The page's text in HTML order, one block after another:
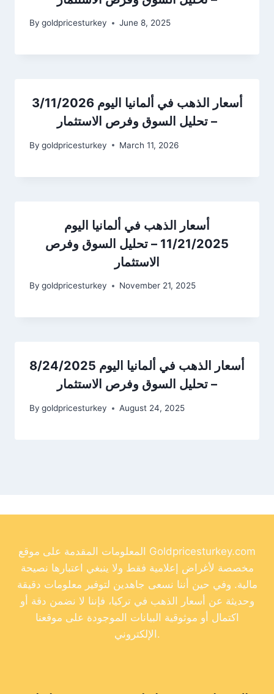
By goldpricesturkey June 8, 2025
أسعار الذهب في ألمانيا اليوم 3/11/2026
– تحليل السوق وفرص الاستثمار
By goldpricesturkey March 11, 2026
أسعار الذهب في ألمانيا اليوم
11/21/2025 – تحليل السوق وفرص
الاستثمار
By goldpricesturkey November 21, 2025
أسعار الذهب في ألمانيا اليوم 8/24/2025
– تحليل السوق وفرص الاستثمار
By goldpricesturkey August 24, 2025
المعلومات المقدمة على موقع Goldpricesturkey.com
مخصصة لأغراض إعلامية فقط ولا ينبغي اعتبارها نصيحة
مالية. وفي حين أننا نسعى جاهدين لتوفير معلومات دقيقة
وحديثة عن أسعار الذهب في تركيا، فإننا لا نضمن دقة أو
اكتمال أو موثوقية البيانات الموجودة على موقعنا
الإلكتروني.